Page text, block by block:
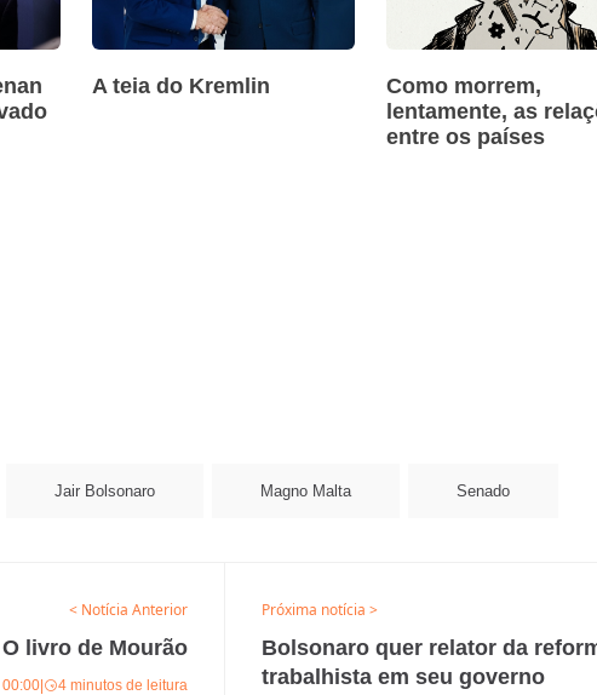
A teia do Kremlin
Como morrem,
lentamente, as
entre os países
Jair Bolsonaro Magno Malta Senado
< Notícia Anterior
O livro de Mourão
00:00| 4 minutos de leitura
Próxima notícia >
Bolsonaro quer relator da
trabalhista em seu governo